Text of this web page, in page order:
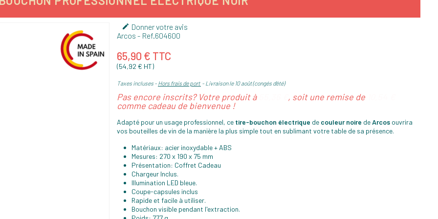
 Donner votre avis
Arcos - Ref. 604600
65,90 € TTC
(54,92 € HT)
Taxes incluses Hors frais de port Livraison le 10 août (congés d'été)
Pas encore inscrits? Votre produit à , soit une remise de
comme cadeau de bienvenue !
Adapté pour un usage professionnel, ce tire-bouchon électrique de couleur noire deArcos ouvrira
vos bouteilles de vin de la manière la plus simple tout en sublimant votre table de sa présence.
Matériaux: acier inoxydable + ABS
Mesures: 270 x 190 x 75 mm
Présentation: Coffret Cadeau
Chargeur Inclus.
Illumination LED bleue.
Coupe-capsules inclus
Rapide et facile à utiliser.
Bouchon visible pendant l'extraction.